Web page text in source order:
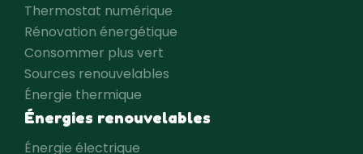
Thermostat numérique
Rénovation énergétique
Consommer plus vert
Sources renouvelables
Énergie thermique
Énergies renouvelables
Énergie électrique